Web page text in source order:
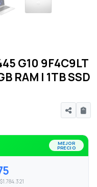
G10 9F4C9LT
RAM | 1TB SSD
MEJOR
PRECIO